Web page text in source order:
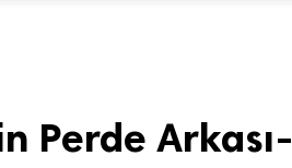
Perde Arkası-